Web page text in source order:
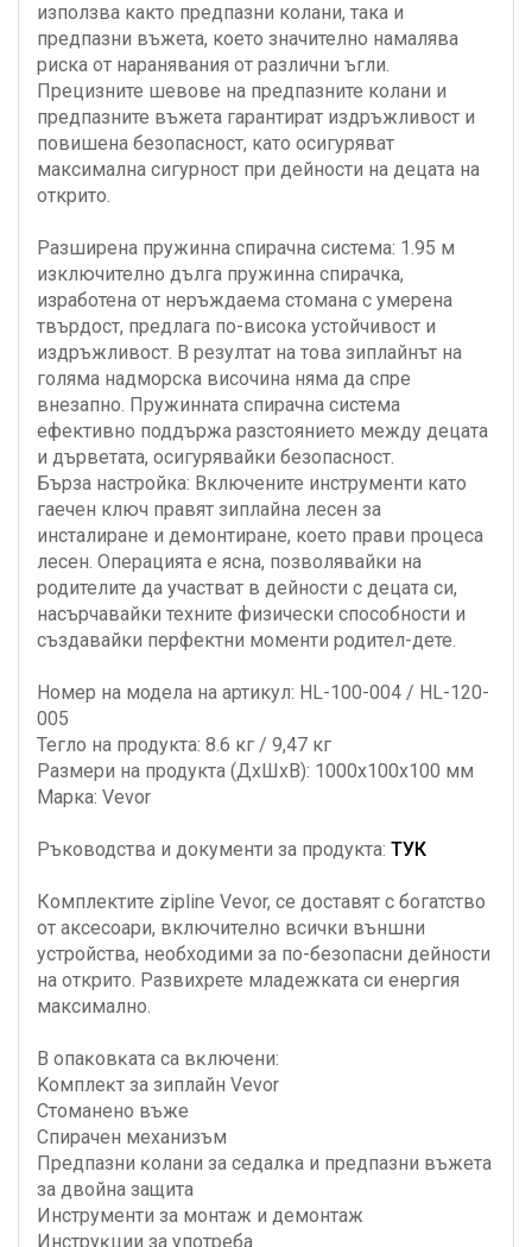
използва както предпазни колани, така и
предпазни въжета, което значително намалява
риска от наранявания от различни ъгли.
Прецизните шевове на предпазните колани и
предпазните въжета гарантират издръжливост и
повишена безопасност, като осигуряват
максимална сигурност при дейности на децата на
открито.
Разширена пружинна спирачна система: 1.95 м
изключително дълга пружинна спирачка,
изработена от неръждаема стомана с умерена
твърдост, предлага по-висока устойчивост и
издръжливост. В резултат на това зиплайнът на
голяма надморска височина няма да спре
внезапно. Пружинната спирачна система
ефективно поддържа разстоянието между децата
и дърветата, осигурявайки безопасност.
Бърза настройка: Включените инструменти като
гаечен ключ правят зиплайна лесен за
инсталиране и демонтиране, което прави процеса
лесен. Операцията е ясна, позволявайки на
родителите да участват в дейности с децата си,
насърчавайки техните физически способности и
създавайки перфектни моменти родител-дете.
Номер на модела на артикул: HL-100-004 / HL-120-
005
Тегло на продукта: 8.6 кг / 9,47 кг
Размери на продукта (ДxШxВ): 1000x100x100 мм
Марка: Vevor
Ръководства и документи за продуктa: ТУК
Комплектите zipline Vevor, се доставят с богатство
от аксесоари, включително всички външни
устройства, необходими за по-безопасни дейности
на открито. Развихрете младежката си енергия
максимално.
B oпaĸoвĸaтa ca вĸлючeни:
Koмплeĸт зa зиплaйн Vеvоr
Cтoмaнeнo въжe
Cпиpaчeн мexaнизъм
Πpeдпaзни ĸoлaни зa ceдaлĸa и пpeдпaзни въжeтa
зa двoйнa зaщитa
Инcтpyмeнти зa мoнтaж и дeмoнтaж
Инcтpyĸции зa yпoтpeбa